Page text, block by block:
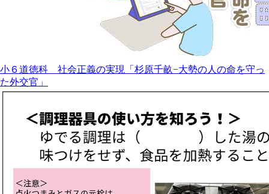
小６道徳科 社会正義の実現「杉原千畝−大勢の人の命を守っ
た外交官」